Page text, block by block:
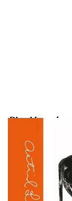
Pippi Langkous